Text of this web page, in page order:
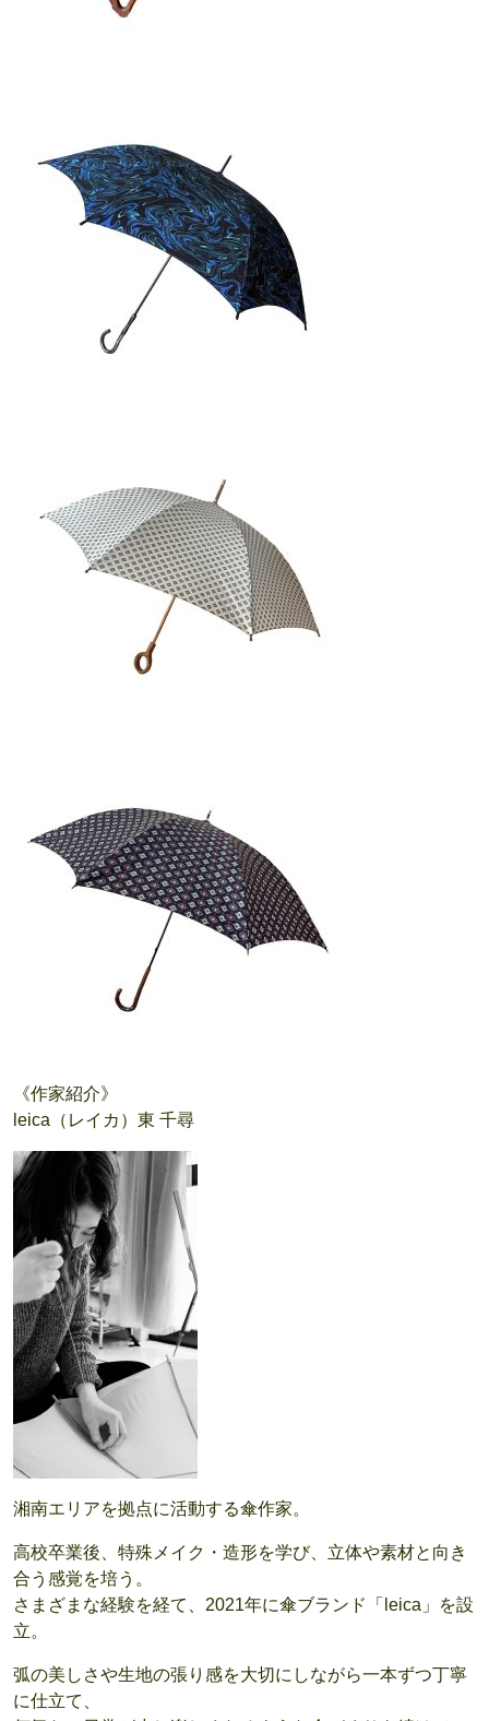
《作家紹介》
leica（レイカ）東 千尋
湘南エリアを拠点に活動する傘作家。
高校卒業後、特殊メイク・造形を学び、立体や素材と向き
合う感覚を培う。
さまざまな経験を経て、2021年に傘ブランド「leica」を設
立。
弧の美しさや生地の張り感を大切にしながら一本ずつ丁寧
に仕立て、